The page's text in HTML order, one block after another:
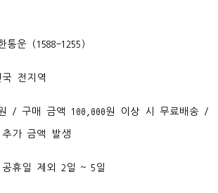
통운 (1588-1255)
국 전지역
/ 구매 금액 100,000원 이상 시 무료배송 /
가 금액 발생
휴일 제외 2일 ~ 5일